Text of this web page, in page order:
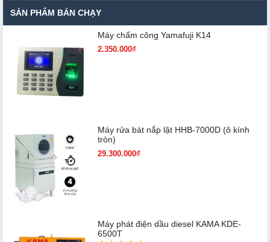
SẢN PHẨM BÁN CHẠY
Máy chấm cô​ng Yamafuji K14
2.350.000₫
Máy rửa bát nắp lật HHB-7000D (ô kính
tròn)
29.300.000₫
Máy phát điện dầu diesel KAMA KDE-
6500T